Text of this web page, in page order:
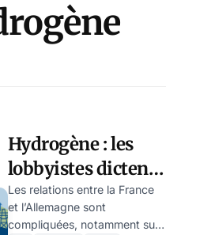
Hydrogène : les
lobbyistes dictent
l’agenda de la
prochaine
Les relations entre la France
et l’Allemagne sont
compliquées, notamment sur